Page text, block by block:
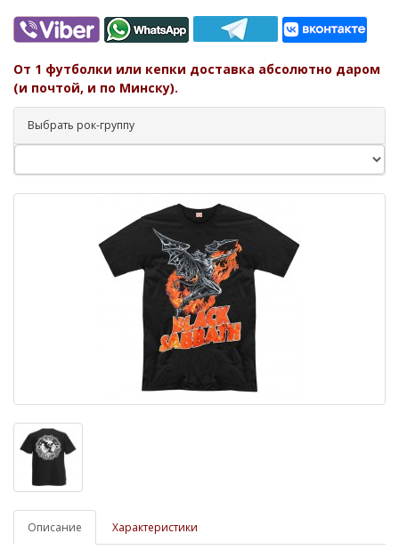
От 1 футболки или кепки доставка абсолютно даром
(и почтой, и по Минску).
Выбрать рок-группу
Описание Характеристики